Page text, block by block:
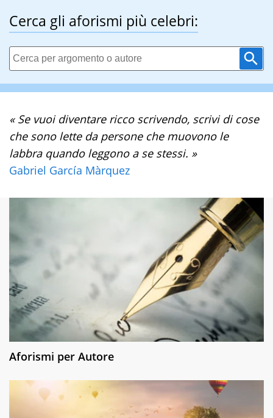
Cerca gli aforismi più celebri:
« Se vuoi diventare ricco scrivendo, scrivi di cose
che sono lette da persone che muovono le
labbra quando leggono a se stessi. »
Gabriel García Màrquez
Aforismi per Autore